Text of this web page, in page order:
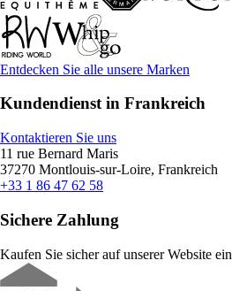
Entdecken Sie alle unsere Marken
Kundendienst in Frankreich
Kontaktieren Sie uns
11 rue Bernard Maris
37270 Montlouis-sur-Loire, Frankreich
+33 1 86 47 62 58
Sichere Zahlung
Kaufen Sie sicher auf unserer Website ein